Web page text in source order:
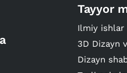
Tayyor
Ilmiy ishlar
3D Dizayn
Dizayn